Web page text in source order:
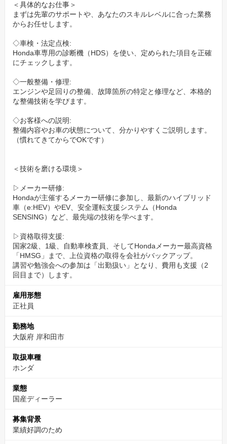
2.「残業ほぼゼロ」と「土日も休める」柔軟な休日
「ディーラーは残業が多くて休めない」そんなイメージとは無縁
です。
▷残業ほぼゼロ:
会社全体で「残業ゼロ」を推進。
2024年のサービスエンジニアの平均残業時間は、月9時間11分。
18:15の定時にはピットを消灯し、プライベートの時間を大切にで
きます。
実質、年間休日122日: 年間休日117日に加え、計画有給5日を必ず
定休日の火曜・水曜に加え、「公休日（月2～3日）」を自由に設
定できます。
この公休日を土日や祝日に充て、家族行事や友人の結婚式に参加
3.「人」と「設備」が揃った教育環境
経験が浅い方、ブランクがある方でも安心して技術を学べます。
▷教育熱心なサービス課長:
営業職から整備士になった課長が、あなたの目線に立ってフォロ
ー。
休日に講習へ行く必要はありません。
勤務時間内に、給与をもらいながらスキルアップできます。
▷冷暖房完備のピット:
備しています。
＜具体的なお仕事＞
まずは先輩のサポートや、あなたのスキルレベルに合った業務
からお任せします。
◇車検・法定点検:
Honda車専用の診断機（HDS）を使い、定められた項目を正確
にチェックします。
◇一般整備・修理:
エンジンや足回りの整備、故障箇所の特定と修理など、本格的
な整備技術を学びます。
◇お客様への説明:
整備内容やお車の状態について、分かりやすくご説明します。
（慣れてきてからでOKです）
＜技術を磨ける環境＞
▷メーカー研修:
Hondaが主催するメーカー研修に参加し、最新のハイブリッド
車（e:HEV）やEV、安全運転支援システム（Honda
SENSING）など、最先端の技術を学べます。
▷資格取得支援:
国家2級、1級、自動車検査員、そしてHondaメーカー最高資格
「HMSG」まで、上位資格の取得を会社がバックアップ。
講習や勉強会への参加は「出勤扱い」となり、費用も支援（2
回目まで）します。
雇用形態
正社員
勤務地
大阪府 岸和田市
取扱車種
ホンダ
業態
国産ディーラー
募集背景
業績好調のため